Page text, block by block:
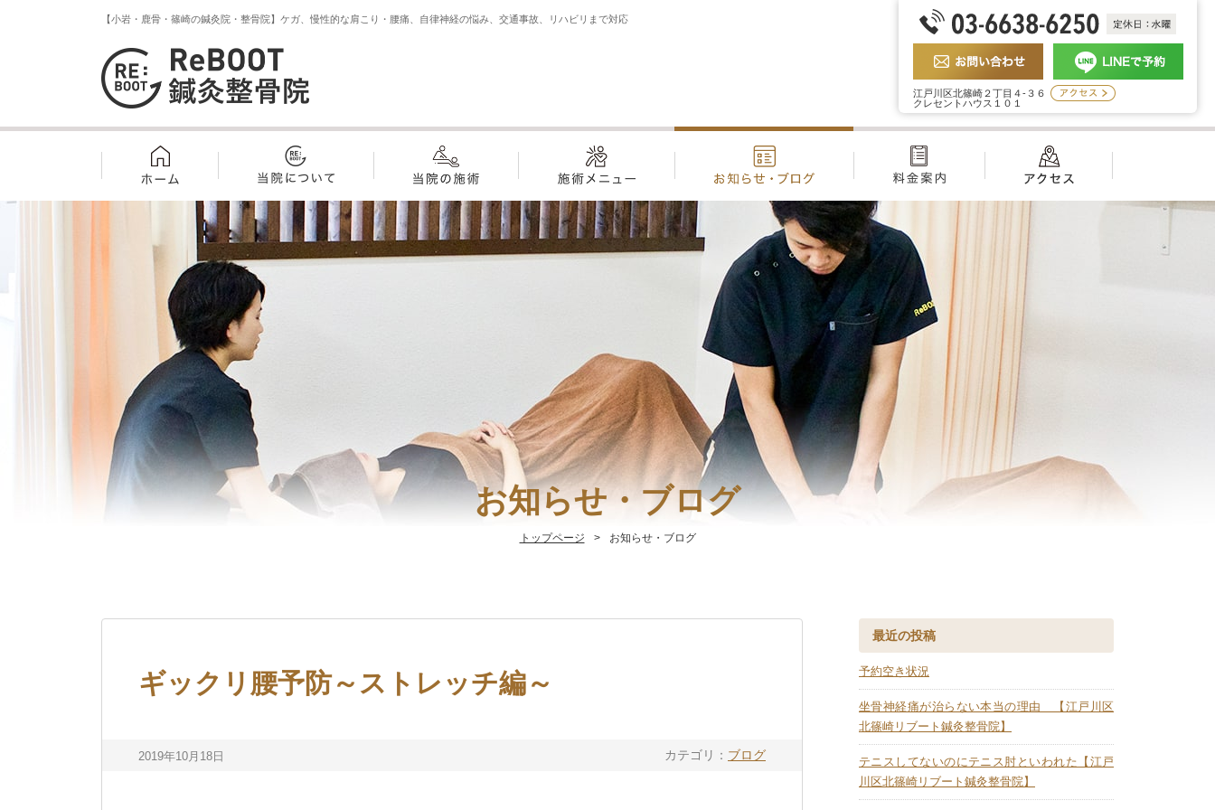
【小岩・鹿骨・篠崎の鍼灸院・整骨院】ケガ、慢性的な肩こり・腰痛、自律神経の悩み、交通事故、リハビリまで対応
江戸川区北篠崎２丁目４-３６
クレセントハウス１０１
お知らせ・ブログ
トップページ お知らせ・ブログ
ギックリ腰予防～ストレッチ編～
2019年10月18日 カテゴリ： ブログ
最近の投稿
予約空き状況
坐骨神経痛が治らない本当の理由 【江戸川区
北篠崎リブート鍼灸整骨院】
テニスしてないのにテニス肘といわれた【江戸
川区北篠崎リブート鍼灸整骨院】